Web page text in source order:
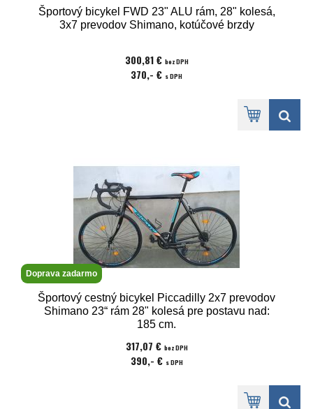
Športový bicykel FWD 23" ALU rám, 28" kolesá,
3x7 prevodov Shimano, kotúčové brzdy
300,81 € bez DPH
370,- € s DPH
Doprava zadarmo
Športový cestný bicykel Piccadilly 2x7 prevodov
Shimano 23“ rám 28" kolesá pre postavu nad:
185 cm.
317,07 € bez DPH
390,- € s DPH